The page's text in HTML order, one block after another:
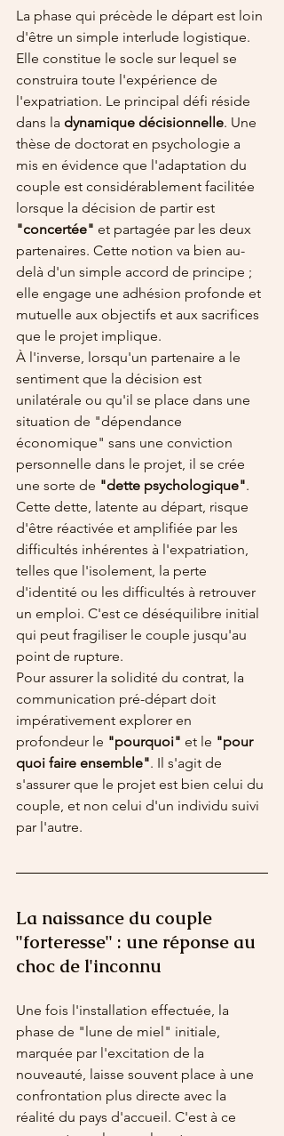
La phase qui précède le départ est loin
d'être un simple interlude logistique.
Elle constitue le socle sur lequel se
construira toute l'expérience de
l'expatriation. Le principal défi réside
dans la dynamique décisionnelle. Une
thèse de doctorat en psychologie a
mis en évidence que l'adaptation du
couple est considérablement facilitée
lorsque la décision de partir est
"concertée" et partagée par les deux
partenaires. Cette notion va bien au-
delà d'un simple accord de principe ;
elle engage une adhésion profonde et
mutuelle aux objectifs et aux sacrifices
que le projet implique.
À l'inverse, lorsqu'un partenaire a le
sentiment que la décision est
unilatérale ou qu'il se place dans une
situation de "dépendance
économique" sans une conviction
personnelle dans le projet, il se crée
une sorte de "dette psychologique".
Cette dette, latente au départ, risque
d'être réactivée et amplifiée par les
difficultés inhérentes à l'expatriation,
telles que l'isolement, la perte
d'identité ou les difficultés à retrouver
un emploi. C'est ce déséquilibre initial
qui peut fragiliser le couple jusqu'au
point de rupture.
Pour assurer la solidité du contrat, la
communication pré-départ doit
impérativement explorer en
profondeur le "pourquoi" et le "pour
quoi faire ensemble". Il s'agit de
s'assurer que le projet est bien celui du
couple, et non celui d'un individu suivi
par l'autre.
La naissance du couple
"forteresse" : une réponse au
choc de l'inconnu
Une fois l'installation effectuée, la
phase de "lune de miel" initiale,
marquée par l'excitation de la
nouveauté, laisse souvent place à une
confrontation plus directe avec la
réalité du pays d'accueil. C'est à ce